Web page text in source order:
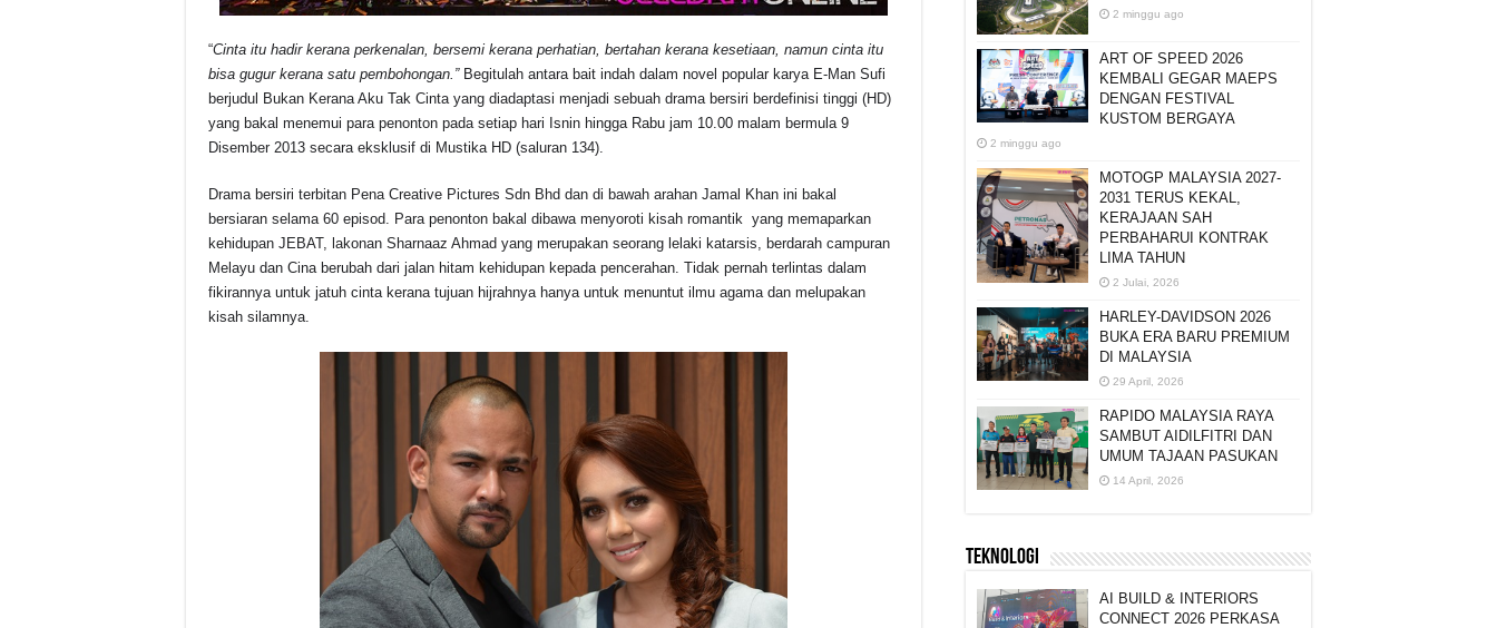
“Cinta itu hadir kerana perkenalan, bersemi kerana perhatian, bertahan kerana kesetiaan, namun cinta itu
bisa gugur kerana satu pembohongan.”Begitulah antara bait indah dalam novel popular karya E-Man Sufi
berjudul Bukan Kerana Aku Tak Cinta yang diadaptasi menjadi sebuah drama bersiri berdefinisi tinggi (HD)
yang bakal menemui para penonton pada setiap hari Isnin hingga Rabu jam 10.00 malam bermula 9
Disember 2013 secara eksklusif di Mustika HD (saluran 134).
Drama bersiri terbitan Pena Creative Pictures Sdn Bhd dan di bawah arahan Jamal Khan ini bakal
bersiaran selama 60 episod. Para penonton bakal dibawa menyoroti kisah romantik yang memaparkan
kehidupan JEBAT, lakonan Sharnaaz Ahmad yang merupakan seorang lelaki katarsis, berdarah campuran
Melayu dan Cina berubah dari jalan hitam kehidupan kepada pencerahan. Tidak pernah terlintas dalam
fikirannya untuk jatuh cinta kerana tujuan hijrahnya hanya untuk menuntut ilmu agama dan melupakan
kisah silamnya.
2 minggu ago
ART OF SPEED 2026
KEMBALI GEGAR MAEPS
DENGAN FESTIVAL
KUSTOM BERGAYA
2 minggu ago
MOTOGP MALAYSIA 2027-
2031 TERUS KEKAL,
KERAJAAN SAH
PERBAHARUI KONTRAK
LIMA TAHUN
2 Julai, 2026
HARLEY-DAVIDSON 2026
BUKA ERA BARU PREMIUM
DI MALAYSIA
29 April, 2026
RAPIDO MALAYSIA RAYA
SAMBUT AIDILFITRI DAN
UMUM TAJAAN PASUKAN
14 April, 2026
TEKNOLOGI
AI BUILD & INTERIORS
CONNECT 2026 PERKASA